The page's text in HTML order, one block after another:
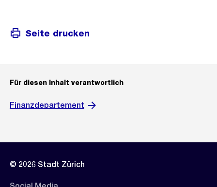
Seite drucken
Für diesen Inhalt verantwortlich
Finanzdepartement
© 2026 Stadt Zürich